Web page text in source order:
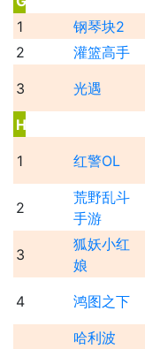
1
钢琴块2
2
灌篮高手
3 光遇
H
1 红警OL
2
荒野乱斗
手游
3
狐妖小红
娘
4 鸿图之下
哈利波